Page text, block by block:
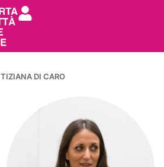
TIZIANA DI CARO